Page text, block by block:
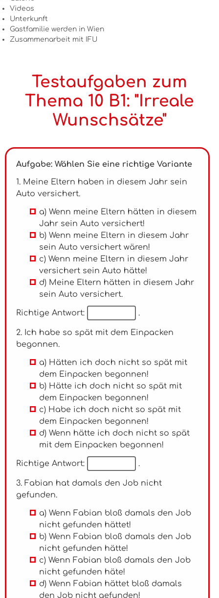
Videos
Unterkunft
Gastfamilie werden in Wien
Zusammenarbeit mit IFU
Testaufgaben zum
Thema 10 B1: "Irreale
Wunschsätze"
Aufgabe: Wählen Sie eine richtige Variante
1. Meine Eltern haben in diesem Jahr sein
Auto versichert.
a) Wenn meine Eltern hätten in diesem
Jahr sein Auto versichert!
b) Wenn meine Eltern in diesem Jahr
sein Auto versichert wären!
c) Wenn meine Eltern in diesem Jahr
versichert sein Auto hätte!
d) Meine Eltern hätten in diesem Jahr
sein Auto versichert.
Richtige Antwort: .
2. Ich habe so spät mit dem Einpacken
begonnen.
a) Hätten ich doch nicht so spät mit
dem Einpacken begonnen!
b) Hätte ich doch nicht so spät mit
dem Einpacken begonnen!
c) Habe ich doch nicht so spät mit
dem Einpacken begonnen!
d) Wenn hätte ich doch nicht so spät
mit dem Einpacken begonnen!
Richtige Antwort: .
3. Fabian hat damals den Job nicht
gefunden.
a) Wenn Fabian bloß damals den Job
nicht gefunden hättet!
b) Wenn Fabian bloß damals den Job
nicht gefunden hätte!
c) Wenn Fabian bloß damals den Job
nicht gefunden häte!
d) Wenn Fabian hättet bloß damals
den Job nicht gefunden!